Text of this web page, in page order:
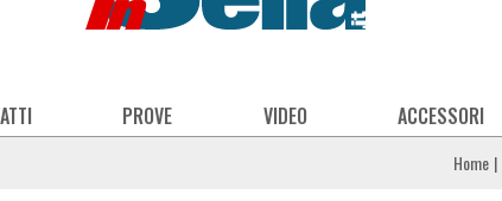
PROVE VIDEO ACCESSORI
Home